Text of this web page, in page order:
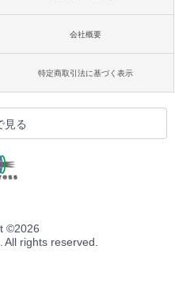
会社概要
特定商取引法に基づく表示
見る
©2026
All rights reserved.